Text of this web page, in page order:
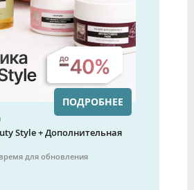
Style + Дополнительная
для обновления
ПОДРОБНЕЕ